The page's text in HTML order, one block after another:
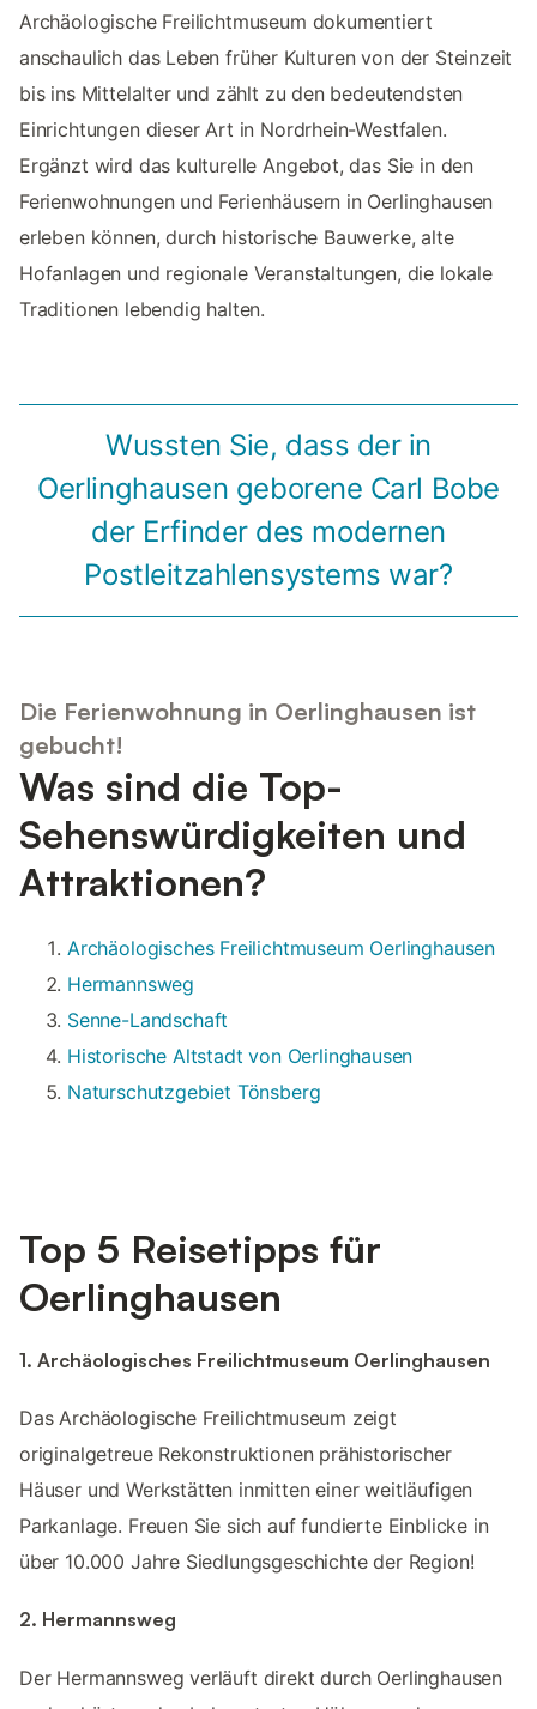
Archäologische Freilichtmuseum dokumentiert
anschaulich das Leben früher Kulturen von der Steinzeit
bis ins Mittelalter und zählt zu den bedeutendsten
Einrichtungen dieser Art in Nordrhein-Westfalen.
Ergänzt wird das kulturelle Angebot, das Sie in den
Ferienwohnungen und Ferienhäusern in Oerlinghausen
erleben können, durch historische Bauwerke, alte
Hofanlagen und regionale Veranstaltungen, die lokale
Traditionen lebendig halten.
Wussten Sie, dass der in
Oerlinghausen geborene Carl Bobe
der Erfinder des modernen
Postleitzahlensystems war?
Die Ferienwohnung in Oerlinghausen ist
gebucht!
Was sind die Top-
Sehenswürdigkeiten und
Attraktionen?
Archäologisches Freilichtmuseum Oerlinghausen
Hermannsweg
Senne-Landschaft
Historische Altstadt von Oerlinghausen
Naturschutzgebiet Tönsberg
Top 5 Reisetipps für
Oerlinghausen
1. Archäologisches Freilichtmuseum Oerlinghausen
Das Archäologische Freilichtmuseum zeigt
originalgetreue Rekonstruktionen prähistorischer
Häuser und Werkstätten inmitten einer weitläufigen
Parkanlage. Freuen Sie sich auf fundierte Einblicke in
über 10.000 Jahre Siedlungsgeschichte der Region!
2. Hermannsweg
Der Hermannsweg verläuft direkt durch Oerlinghausen